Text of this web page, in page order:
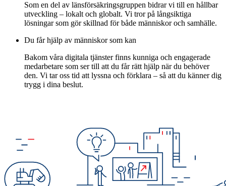
Som en del av länsförsäkringsgruppen bidrar vi till en hållbar
utveckling – lokalt och globalt. Vi tror på långsiktiga
lösningar som gör skillnad för både människor och samhälle.
Du får hjälp av människor som kan
Bakom våra digitala tjänster finns kunniga och engagerade
medarbetare som ser till att du får rätt hjälp när du behöver
den. Vi tar oss tid att lyssna och förklara – så att du känner dig
trygg i dina beslut.